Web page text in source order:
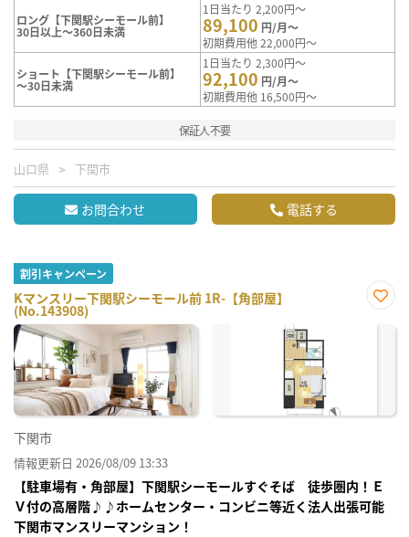
ロング【下関駅シーモール前】
30日以上～360日未満
1日当たり 2,200円～
89,100 円/月～
初期費用他 22,000円～
ショート【下関駅シーモール前】
～30日未満
1日当たり 2,300円～
92,100 円/月～
初期費用他 16,500円～
保証人不要
山口県 下関市
お問合わせ 電話する
割引キャンペーン
Kマンスリー下関駅シーモール前 1R-【角部屋】
(No.143908)
に入
下関市
情報更新日 2026/08/09 13:33
【駐車場有・角部屋】下関駅シーモールすぐそば 徒歩圏内！Ｅ
Ｖ付の高層階♪♪ホームセンター・コンビニ等近く法人出張可能
下関市マンスリーマンション！